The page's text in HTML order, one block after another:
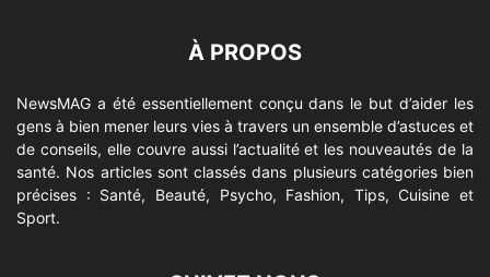
À PROPOS
NewsMAG a été essentiellement conçu dans le but d’aider les
gens à bien mener leurs vies à travers un ensemble d’astuces et
de conseils, elle couvre aussi l’actualité et les nouveautés de la
santé. Nos articles sont classés dans plusieurs catégories bien
précises : Santé, Beauté, Psycho, Fashion, Tips, Cuisine et
Sport.